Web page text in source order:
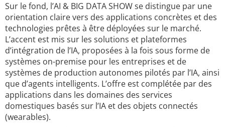
Sur le fond, l’AI & BIG DATA SHOW se distingue par une
orientation claire vers des applications concrètes et des
technologies prêtes à être déployées sur le marché.
L’accent est mis sur les solutions et plateformes
d’intégration de l’IA, proposées à la fois sous forme de
systèmes on-premise pour les entreprises et de
systèmes de production autonomes pilotés par l’IA, ainsi
que d’agents intelligents. L’offre est complétée par des
applications dans les domaines des services
domestiques basés sur l’IA et des objets connectés
(wearables).